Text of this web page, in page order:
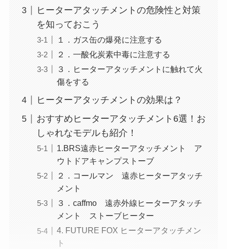
ヒーターアタッチメントの危険性と対策
を知っておこう
１．ガス缶の爆発に注意する
２．一酸化炭素中毒に注意する
３．ヒーターアタッチメントに触れて火
傷をする
ヒーターアタッチメントの効果は？
おすすめヒーターアタッチメント6選！お
しゃれなモデルも紹介！
1.BRS遠赤ヒーターアタッチメント ア
ウトドアキャンプストーブ
２．コールマン 遠赤ヒーターアタッチ
メント
３．caffmo 遠赤外線ヒーターアタッチ
メント ストーブヒーター
4. FUTURE FOX ヒーターアタッチメン
ト